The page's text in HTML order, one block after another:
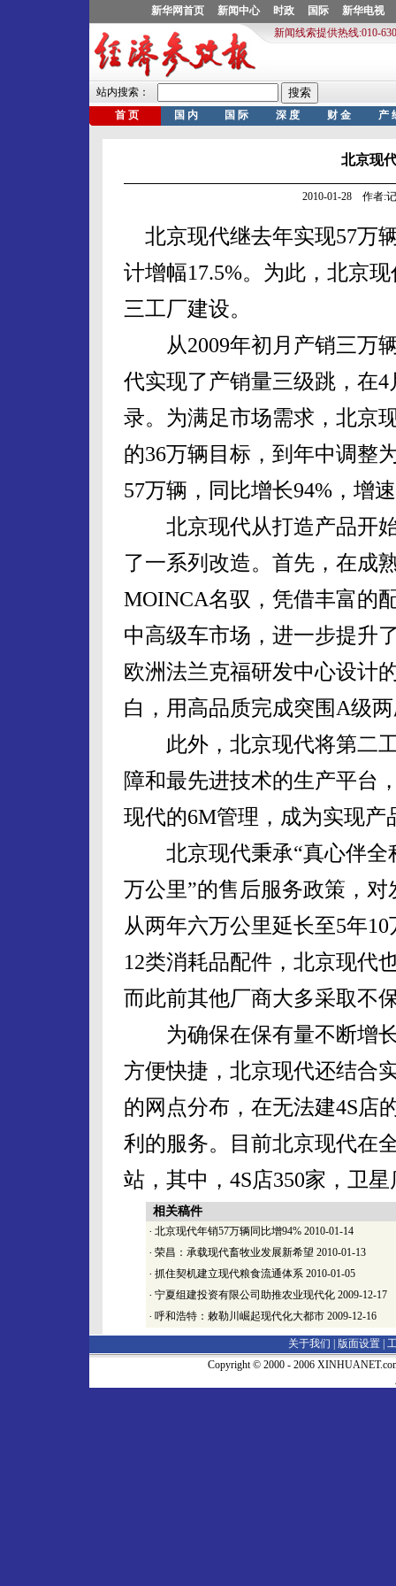
北京现
2010-01-28 作者:
北京现代继去年实现57万
计增幅17.5%。为此，北京
三工厂建设。
从2009年初月产销三万辆
代实现了产销量三级跳，在
录。为满足市场需求，北京
的36万辆目标，到年中调整
57万辆，同比增长94%，增
北京现代从打造产品开始
了一系列改造。首先，在成
MOINCA名驭，凭借丰富的
中高级车市场，进一步提升
欧洲法兰克福研发中心设计
白，用高品质完成突围A级
此外，北京现代将第二工
障和最先进技术的生产平台
现代的6M管理，成为实现产
北京现代秉承“真心伴全
万公里”的售后服务政策，
从两年六万公里延长至5年
12类消耗品配件，北京现代
而此前其他厂商大多采取不
为确保在保有量不断增长
方便快捷，北京现代还结合
的网点分布，在无法建4S店
利的服务。目前北京现代在
站，其中，4S店350家，卫星
相关稿件
· 北京现代年销57万辆同比增94% 2010-01-14
· 荣昌：承载现代畜牧业发展新希望 2010-01-13
· 抓住契机建立现代粮食流通体系 2010-01-05
· 宁夏组建投资有限公司助推农业现代化 2009-12-17
· 呼和浩特：敕勒川崛起现代化大都市 2009-12-16
关于我们 | 版面设置
Copyright © 2000 - 2006